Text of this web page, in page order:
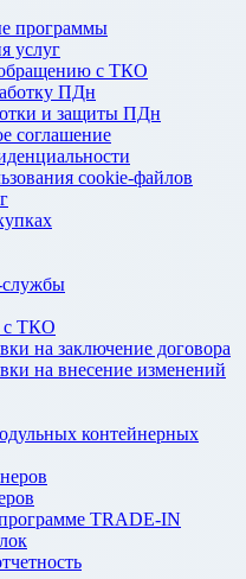
программы
услуг
с ТКО
ПДн
и защиты ПДн
соглашение
cookie-файлов
службы
с ТКО
на заключение договора
на внесение изменений
контейнерных
TRADE-IN